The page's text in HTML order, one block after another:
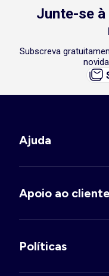
Junte-se
Subscreva
Ajuda
Apoio ao cliente
Políticas